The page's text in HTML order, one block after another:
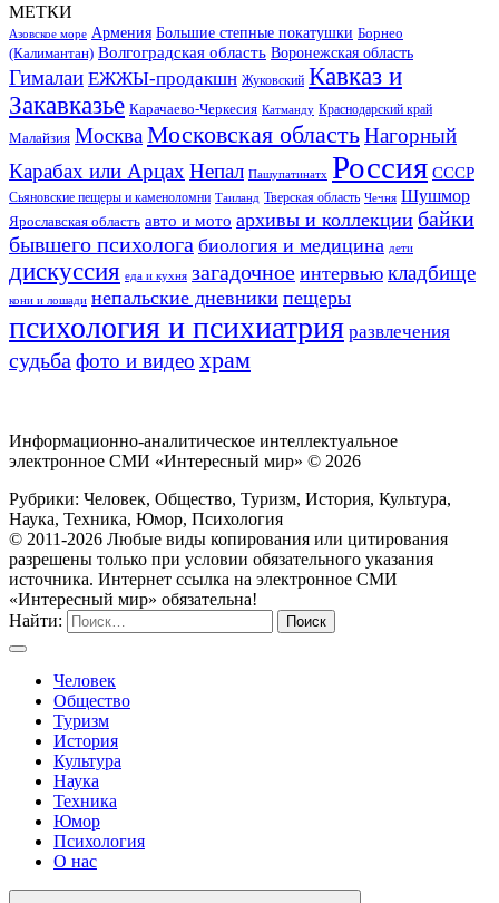
МЕТКИ
Азовское море Армения Большие степные покатушки Борнео
(Калимантан) Волгоградская область Воронежская область
Гималаи ЕЖЖЫ-продакшн Жуковский Кавказ и
Закавказье Карачаево-Черкесия Катманду Краснодарский край
Малайзия МоскваМосковская областьНагорный
Карабах или Арцах Непал Пашупатинатх Россия СССР
Сьяновские пещеры и каменоломни Таиланд Тверская область Чечня Шушмор
Ярославская область авто и мото архивы и коллекции байки
бывшего психолога биология и медицина дети
дискуссия еда и кухня загадочное интервью кладбище
кони и лошади непальские дневники пещеры
психология и психиатрия развлечения
судьба фото и видео храм
Информационно-аналитическое интеллектуальное
электронное СМИ «Интересный мир» © 2026
Рубрики: Человек, Общество, Туризм, История, Культура,
Наука, Техника, Юмор, Психология
© 2011-2026 Любые виды копирования или цитирования
разрешены только при условии обязательного указания
источника. Интернет ссылка на электронное СМИ
«Интересный мир» обязательна!
Найти:
Человек
Общество
Туризм
История
Культура
Наука
Техника
Юмор
Психология
О нас